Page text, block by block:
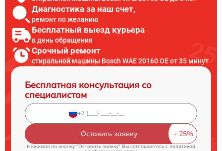
Диагностика за наш счет,
ремонт по желанию
Бесплатный выезд курьера
в день обращения
Срочный ремонт
стиральной машины Bosch WAE 20160 OE от 35 минут
Бесплатная консультация со
специалистом
Оставить заявку
Нажимая на кнопку "Оставить заявку" Вы соглашаетесь cполитикой